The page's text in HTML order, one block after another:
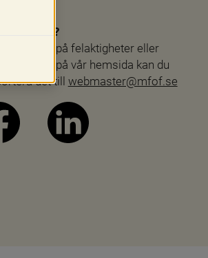
du stöta på felaktigheter eller
problem på vår hemsida kan du
det till webmaster@mfof.se